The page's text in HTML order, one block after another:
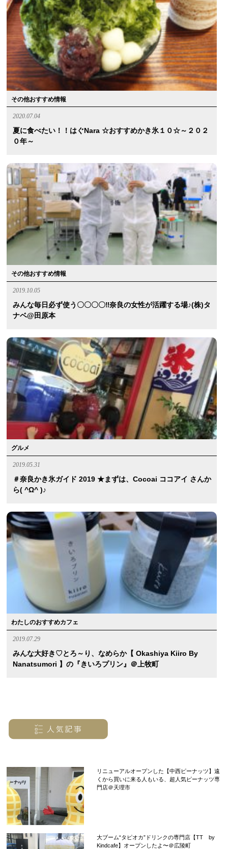
その他おすすめ情報
2020.07.04
夏に食べたい！！はぐnara ☆おすすめかき氷１０☆～２０２
０年～
その他おすすめ情報
2019.10.05
みんな毎日必ず使う〇〇〇〇‼︎奈良の女性が活躍する場♪(株)タ
ナベ@田原本
グルメ
2019.05.31
＃奈良かき氷ガイド 2019 ★まずは、cocoai ココアイ さんか
ら( ^ω^ )♪
わたしのおすすめカフェ
2019.07.29
みんな大好き♡とろ～り、なめらか【 Okashiya Kiiro By
Nanatsumori 】の『きいろプリン』＠上牧町
リニューアルオープンした【中西ピーナッツ】遠
くから買いに来る人もいる、超人気ピーナッツ専
門店＠天理市
大ブーム“タピオカ”ドリンクの専門店【TT by
Kindcafe】オープンしたよ〜＠広陵町